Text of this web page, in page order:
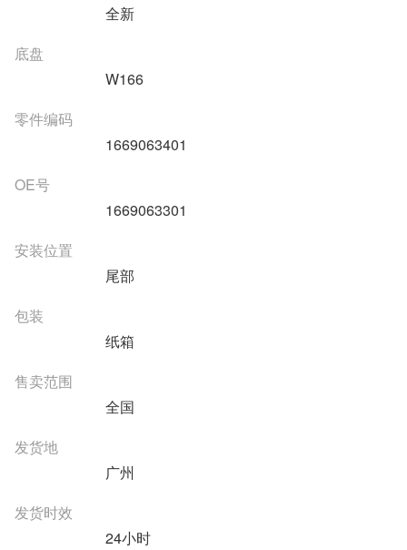
全新
底盘
W166
零件编码
1669063401
OE号
1669063301
安装位置
尾部
包装
纸箱
售卖范围
全国
发货地
广州
发货时效
24小时